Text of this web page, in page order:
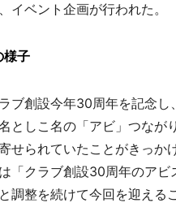
イベント企画が行われた。
様子
ブ創設今年30周年を記念し
としこ名の「アビ」つなが
せられていたことがきっ
「クラブ創設30周年のアビ
調整を続けて今回を迎える